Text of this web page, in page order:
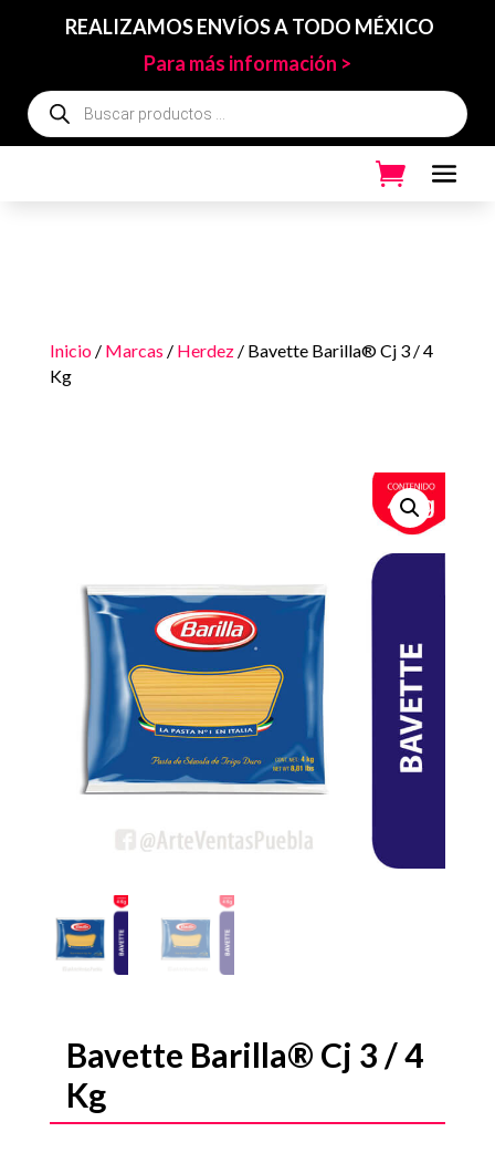
REALIZAMOS ENVÍOS A TODO MÉXICO
Para más información >
Búsqueda
de
productos
Inicio/ Marcas / Herdez/ Bavette Barilla® Cj 3 / 4
Kg
Bavette Barilla® Cj 3 / 4
Kg